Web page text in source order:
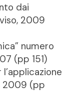
dai
2009
numero
(pp 151)
2009 (pp